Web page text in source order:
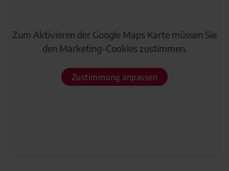
Zum Aktivieren der Google Maps Karte müssen Sie
den Marketing-Cookies zustimmen.
Zustimmung anpassen